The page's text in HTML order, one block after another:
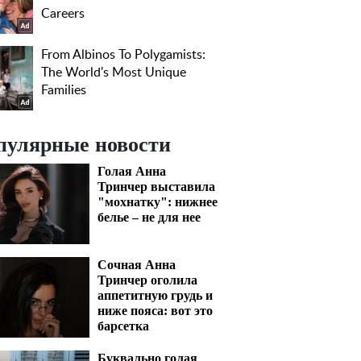
новости
Голая Анна
Тринчер выставила
"мохнатку": нижнее
белье – не для нее
Сочная Анна
Тринчер оголила
аппетитную грудь и
ниже пояса: вот это
барсетка
Буквально голая